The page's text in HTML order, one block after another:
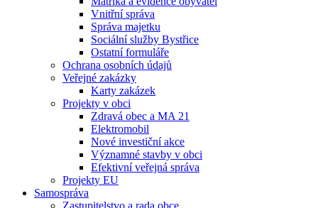
Vnitřní správa
Správa majetku
Sociální služby Bystřice
Ostatní formuláře
Ochrana osobních údajů
Veřejné zakázky
Karty zakázek
Projekty v obci
Zdravá obec a MA 21
Elektromobil
Nové investiční akce
Významné stavby v obci
Efektivní veřejná správa
Projekty EU
Samospráva
Zastupitelstvo a rada obce